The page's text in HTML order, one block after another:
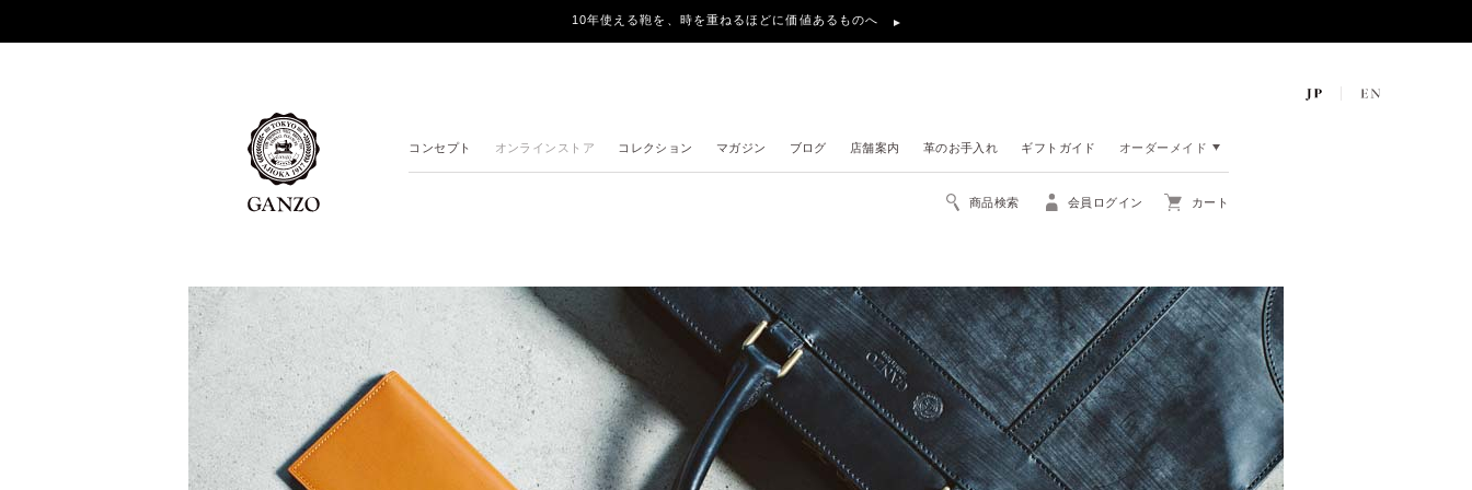
10年使える鞄を、時を重ねるほどに価値あるものへ
コンセプト オンラインストア コレクション マガジン ブログ 店舗案内 革のお手入れ ギフトガイド オーダーメイド
商品検索 会員ログイン カート